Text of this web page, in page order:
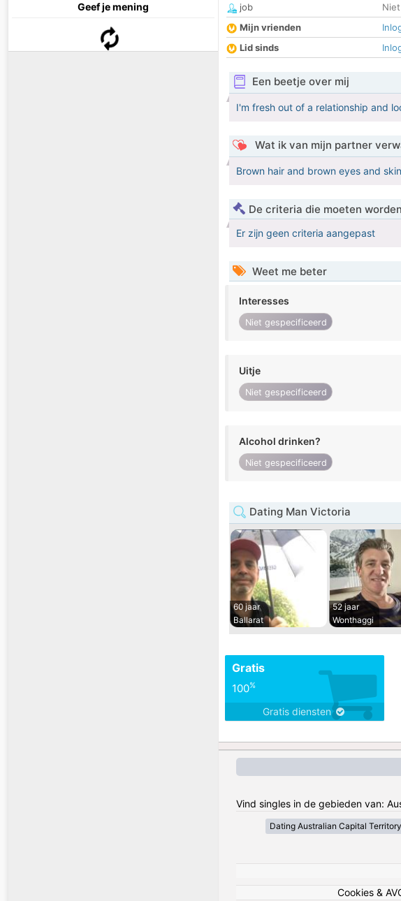
Geef je mening
job
Mijn vrienden
Lid sinds
Een beetje over mij
I'm fresh out of a relationship and
Wat ik van mijn partner
Brown hair and brown eyes and
De criteria die moeten
Er zijn geen criteria aangepast
Weet me beter
Interesses
Niet gespecificeerd
Uitje
Niet gespecificeerd
Alcohol drinken?
Niet gespecificeerd
Dating Man Victoria
60 jaar
Ballarat
52 jaar
Wonthaggi
Gratis
100%
Gratis diensten
Vind singles in de gebieden van:
Dating Australian Capital Territory
Cookies &